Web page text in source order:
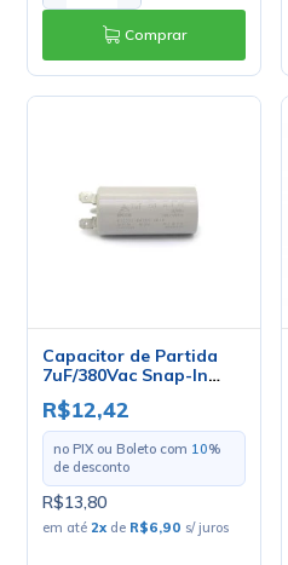
Comprar
Capacitor de Partida
7uF/380Vac Snap-In
50/60Hz
R$12,42
no PIX ou Boleto com 10%
de desconto
R$13,80
em até 2x de R$6,90 s/ juros